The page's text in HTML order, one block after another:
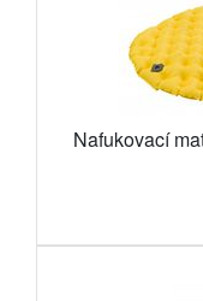
Nafukovací